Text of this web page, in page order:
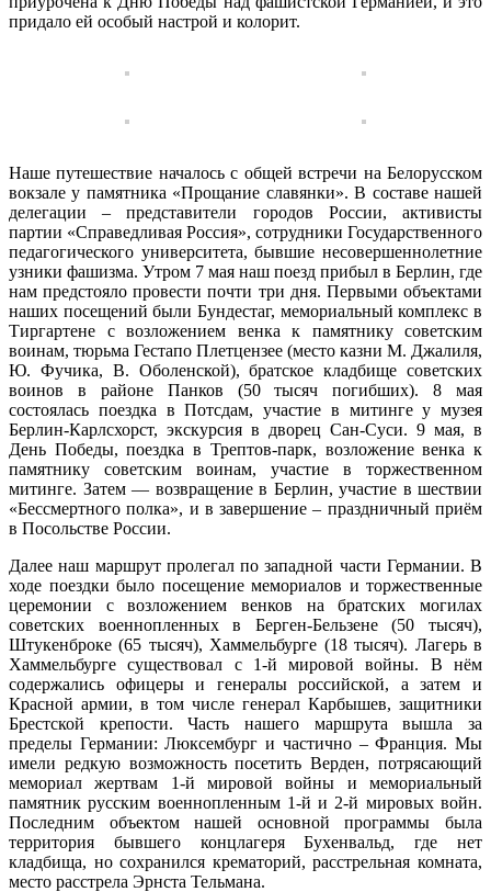
придало ей особый настрой и колорит.
Наше путешествие началось с общей встречи на Белорусском
вокзале у памятника «Прощание славянки». В составе нашей
делегации – представители городов России, активисты
партии «Справедливая Россия», сотрудники Государственного
педагогического университета, бывшие несовершеннолетние
узники фашизма. Утром 7 мая наш поезд прибыл в Берлин, где
нам предстояло провести почти три дня. Первыми объектами
наших посещений были Бундестаг, мемориальный комплекс в
Тиргартене с возложением венка к памятнику советским
воинам, тюрьма Гестапо Плетцензее (место казни М. Джалиля,
Ю. Фучика, В. Оболенской), братское кладбище советских
воинов в районе Панков (50 тысяч погибших). 8 мая
состоялась поездка в Потсдам, участие в митинге у музея
Берлин-Карлсхорст, экскурсия в дворец Сан-Суси. 9 мая, в
День Победы, поездка в Трептов-парк, возложение венка к
памятнику советским воинам, участие в торжественном
митинге. Затем — возвращение в Берлин, участие в шествии
«Бессмертного полка», и в завершение – праздничный приём
в Посольстве России.
Далее наш маршрут пролегал по западной части Германии. В
ходе поездки было посещение мемориалов и торжественные
церемонии с возложением венков на братских могилах
советских военнопленных в Берген-Бельзене (50 тысяч),
Штукенброке (65 тысяч), Хаммельбурге (18 тысяч). Лагерь в
Хаммельбурге существовал с 1-й мировой войны. В нём
содержались офицеры и генералы российской, а затем и
Красной армии, в том числе генерал Карбышев, защитники
Брестской крепости. Часть нашего маршрута вышла за
пределы Германии: Люксембург и частично – Франция. Мы
имели редкую возможность посетить Верден, потрясающий
мемориал жертвам 1-й мировой войны и мемориальный
памятник русским военнопленным 1-й и 2-й мировых войн.
Последним объектом нашей основной программы была
территория бывшего концлагеря Бухенвальд, где нет
кладбища, но сохранился крематорий, расстрельная комната,
место расстрела Эрнста Тельмана.